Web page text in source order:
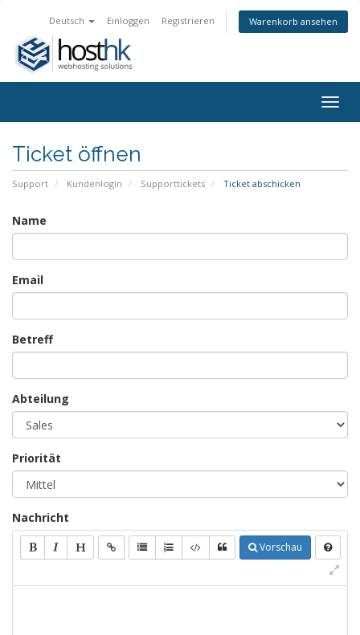
Deutsch Einloggen Registrieren Warenkorb ansehen
Ticket öffnen
Support Kundenlogin Supporttickets Ticket abschicken
Name
Email
Betreff
Abteilung
Priorität
Nachricht
Vorschau